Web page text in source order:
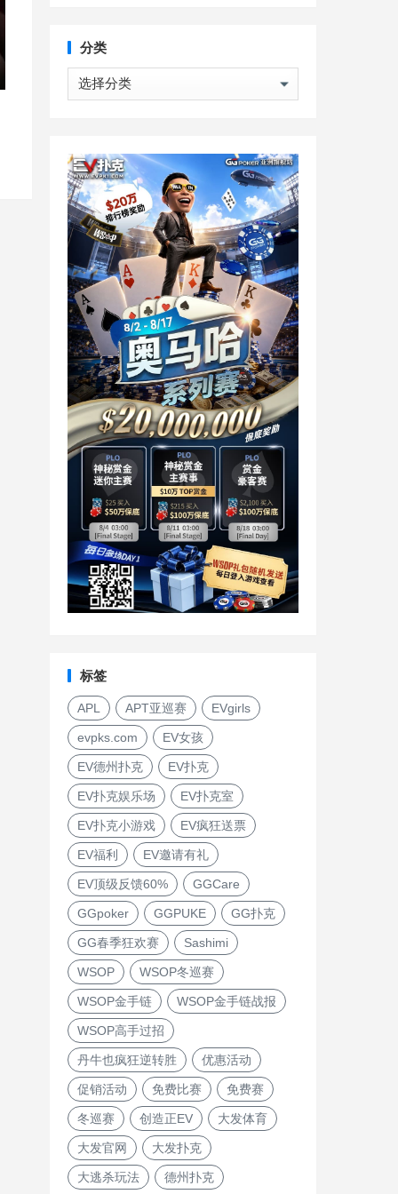
分类
分
类
标签
APL APT亚巡赛 EVgirls
evpks.com EV女孩
EV德州扑克 EV扑克
EV扑克娱乐场 EV扑克室
EV扑克小游戏 EV疯狂送票
EV福利 EV邀请有礼
EV顶级反馈60% GGCare
GGpoker GGPUKE GG扑克
GG春季狂欢赛 Sashimi
WSOP WSOP冬巡赛
WSOP金手链 WSOP金手链战报
WSOP高手过招
丹牛也疯狂逆转胜 优惠活动
促销活动 免费比赛 免费赛
冬巡赛 创造正EV 大发体育
大发官网 大发扑克
大逃杀玩法 德州扑克